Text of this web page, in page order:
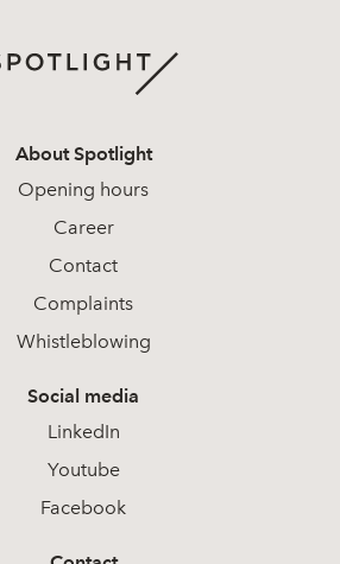
About Spotlight
Opening hours
Career
Contact
Complaints
Whistleblowing
Social media
LinkedIn
Youtube
Facebook